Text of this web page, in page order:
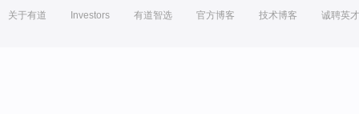
关于有道 Investors 有道智选 官方博客 技术博客 诚聘英才